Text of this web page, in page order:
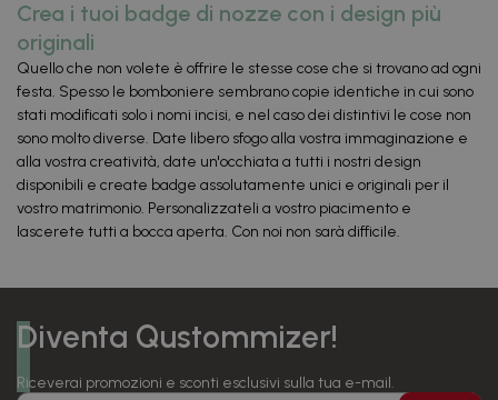
Crea i tuoi badge di nozze con i design più
originali
Quello che non volete è offrire le stesse cose che si trovano ad ogni
festa. Spesso le bomboniere sembrano copie identiche in cui sono
stati modificati solo i nomi incisi, e nel caso dei distintivi le cose non
sono molto diverse. Date libero sfogo alla vostra immaginazione e
alla vostra creatività, date un'occhiata a tutti i nostri design
disponibili e create badge assolutamente unici e originali per il
vostro matrimonio. Personalizzateli a vostro piacimento e
lascerete tutti a bocca aperta. Con noi non sarà difficile.
Diventa Qustommizer!
Riceverai promozioni e sconti esclusivi sulla tua e-mail.